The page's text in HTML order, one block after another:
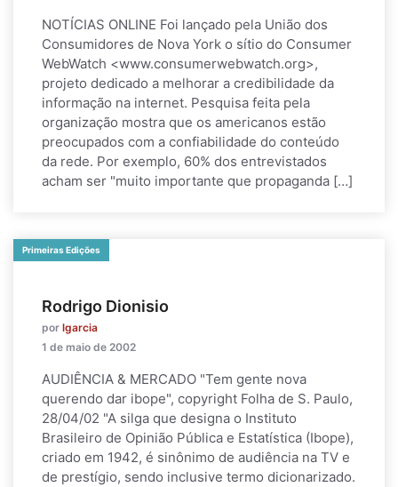
NOTÍCIAS ONLINE Foi lançado pela União dos
Consumidores de Nova York o sítio do Consumer
WebWatch <www.consumerwebwatch.org>,
projeto dedicado a melhorar a credibilidade da
informação na internet. Pesquisa feita pela
organização mostra que os americanos estão
preocupados com a confiabilidade do conteúdo
da rede. Por exemplo, 60% dos entrevistados
acham ser "muito importante que propaganda […]
Primeiras Edições
Rodrigo Dionisio
por lgarcia
1 de maio de 2002
AUDIÊNCIA & MERCADO "Tem gente nova
querendo dar ibope", copyright Folha de S. Paulo,
28/04/02 "A silga que designa o Instituto
Brasileiro de Opinião Pública e Estatística (Ibope),
criado em 1942, é sinônimo de audiência na TV e
de prestígio, sendo inclusive termo dicionarizado.